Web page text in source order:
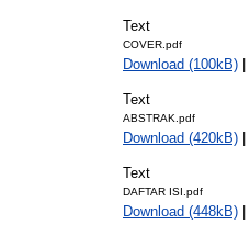
Text
COVER.pdf
Download (100kB) |
Text
ABSTRAK.pdf
Download (420kB) |
Text
DAFTAR ISI.pdf
Download (448kB) |